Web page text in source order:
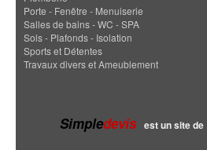
Porte - Fenêtre - Menuiserie
Salles de bains - WC - SPA
Sols - Plafonds - Isolation
Sports et Détentes
Travaux divers et Ameublement
Simpledevis est un site de